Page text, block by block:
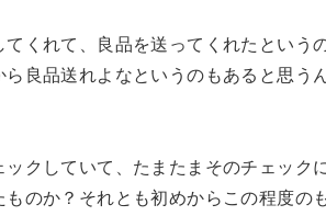
てくれて、良品を送ってくれたという
ら良品送れよなというのもあると思う
クしていて、たまたまそのチェック
のか？それとも初めからこの程度の